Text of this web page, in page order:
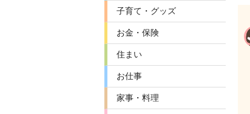
子育て・グッズ
お金・保険
住まい
お仕事
家事・料理